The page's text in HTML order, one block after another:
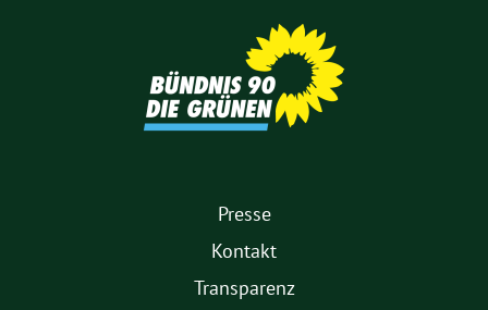
Presse
Kontakt
Transparenz